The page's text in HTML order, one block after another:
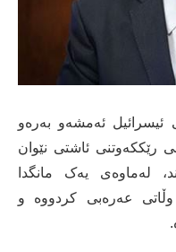
ئیسرائیل ئەمشەو بەرەو
رێککەوتنی ئاشتی نێوان
لەماوەی یەک مانگدا
عەرەبی کردووە و